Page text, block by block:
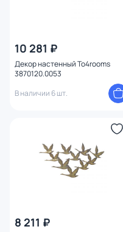
10 281 ₽
Декор настенный To4rooms
3870120.0053
В наличии 6 шт.
8 211 ₽